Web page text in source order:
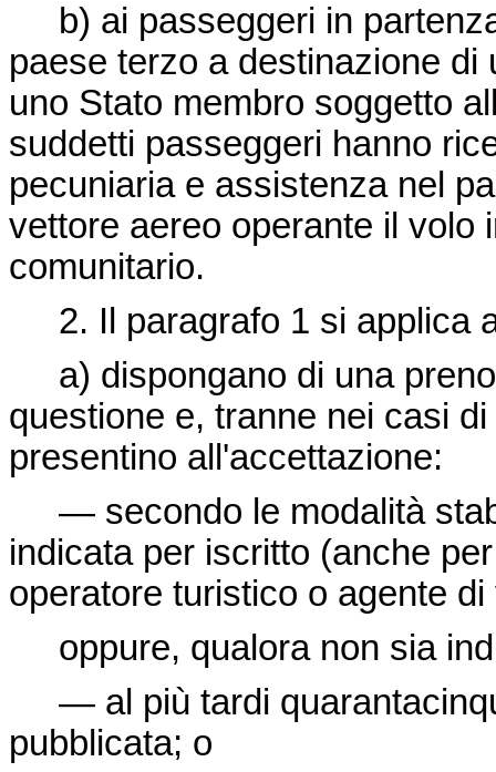
b) ai passeggeri in
paese terzo a destinazione
uno Stato membro soggetto
suddetti passeggeri hanno
pecuniaria e assistenza nel
vettore aereo operante il volo
comunitario.
2. Il paragrafo 1 si applica
a) dispongano di una
questione e, tranne nei casi
presentino all'accettazione:
— secondo le modalità
indicata per iscritto (anche
operatore turistico o agente
oppure, qualora non sia
— al più tardi
pubblicata; o